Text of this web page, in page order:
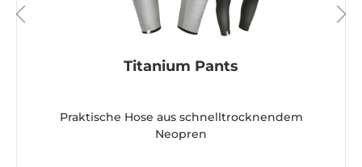
Titanium Pants
Praktische Hose aus schnelltrocknendem
Neopren